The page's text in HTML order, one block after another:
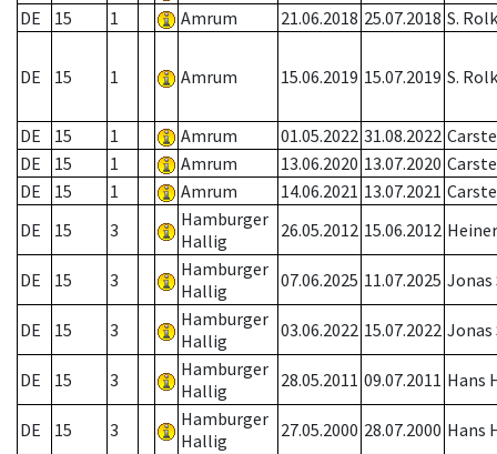
DE
15 1 Amrum 21.06.2018 25.07.2018 S.
DE 15 1 Amrum 15.06.2019 15.07.2019 S.
DE 15 1 Amrum 01.05.2022 31.08.2022
DE
15 1 Amrum 13.06.2020 13.07.2020
DE
15 1 Amrum 14.06.2021 13.07.2021
DE
15 3
Hamburger
Hallig
26.05.2012 15.06.2012
DE 15 3
Hamburger
Hallig
07.06.2025 11.07.2025
DE 15 3
Hamburger
Hallig
03.06.2022 15.07.2022
DE 15 3
Hamburger
Hallig
28.05.2011 09.07.2011 Hans
DE 15 3
Hamburger
Hallig
27.05.2000 28.07.2000 Hans